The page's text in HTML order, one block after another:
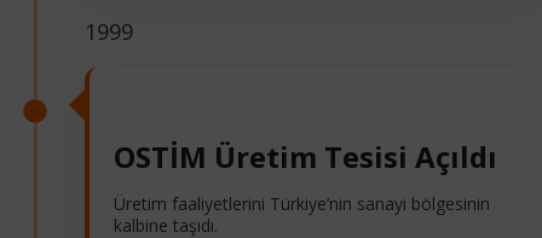
1999
OSTİM Üretim Tesisi Açıldı
Üretim faaliyetlerini Türkiye’nin sanayi bölgesinin
kalbine taşıdı.